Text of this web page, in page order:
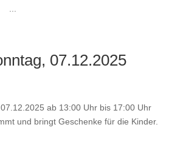
...
07.12.2025
ab 13:00 Uhr bis 17:00 Uhr
und bringt Geschenke für die Kinder.